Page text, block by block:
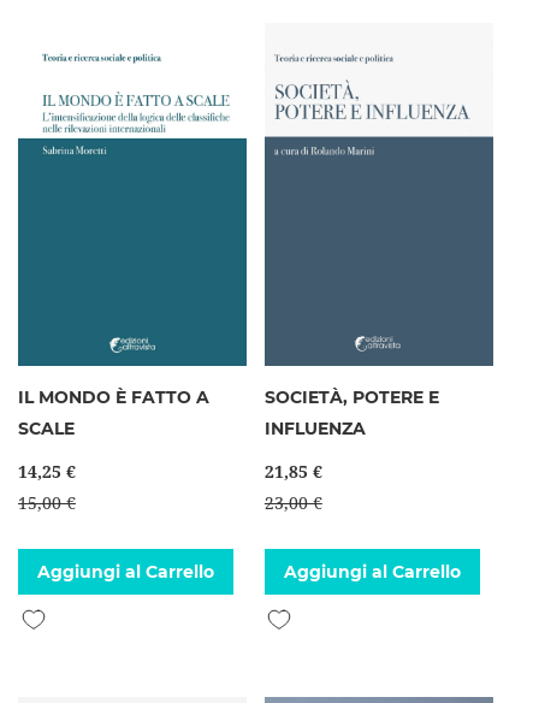
IL MONDO È FATTO A
SCALE
14,25 €
15,00 €
Aggiungi al Carrello
Aggiungi alla lista desideri
SOCIETÀ, POTERE E
INFLUENZA
21,85 €
23,00 €
Aggiungi al Carrello
Aggiungi alla lista desideri